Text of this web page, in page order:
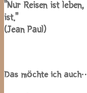
“Nur Reisen ist
ist.”
(Jean Paul)
Das möchte ich